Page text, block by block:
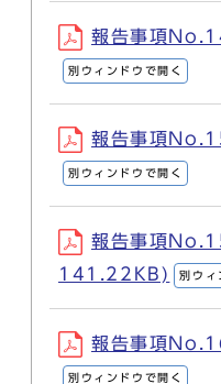
報告事項
別ウィンドウで開く
報告事項
別ウィンドウで開く
報告事項
141.22KB)
別ウィ
報告事項
別ウィンドウで開く